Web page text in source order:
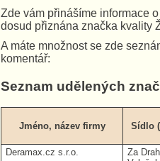
Zde vám přinášíme informace
dosud přiznána značka kvality
A máte množnost se zde
komentář:
Seznam udělených
Jméno, název firmy Sídlo
Deramax.cz s.r.o.
Za